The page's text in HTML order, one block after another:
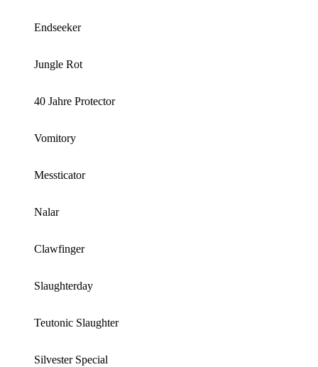
Endseeker
Jungle Rot
40 Jahre Protector
Vomitory
Messticator
Nalar
Clawfinger
Slaughterday
Teutonic Slaughter
Silvester Special